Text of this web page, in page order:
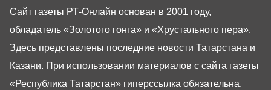
Сайт газеты РТ-Онлайн основан в 2001 году,
обладатель «Золотого гонга» и «Хрустального пера».
Здесь представлены последние новости Татарстана и
Казани. При использовании материалов с сайта газеты
«Республика Татарстан» гиперссылка обязательна.